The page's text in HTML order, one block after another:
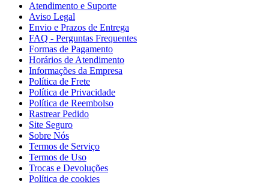
Atendimento e Suporte
Aviso Legal
Envio e Prazos de Entrega
FAQ - Perguntas Frequentes
Formas de Pagamento
Horários de Atendimento
Informações da Empresa
Política de Frete
Política de Privacidade
Política de Reembolso
Rastrear Pedido
Site Seguro
Sobre Nós
Termos de Serviço
Termos de Uso
Trocas e Devoluções
Política de cookies